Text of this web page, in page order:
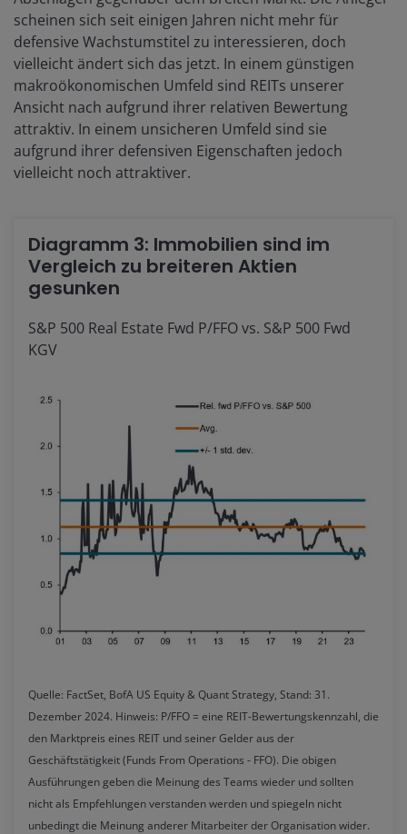
scheinen sich seit einigen Jahren nicht mehr für
defensive Wachstumstitel zu interessieren, doch
vielleicht ändert sich das jetzt. In einem günstigen
makroökonomischen Umfeld sind REITs unserer
Ansicht nach aufgrund ihrer relativen Bewertung
attraktiv. In einem unsicheren Umfeld sind sie
aufgrund ihrer defensiven Eigenschaften jedoch
vielleicht noch attraktiver.
Diagramm 3: Immobilien sind im
Vergleich zu breiteren Aktien
gesunken
S&P 500 Real Estate Fwd P/FFO vs. S&P 500 Fwd
KGV
Quelle: FactSet, BofA US Equity & Quant Strategy, Stand: 31.
Dezember 2024. Hinweis: P/FFO = eine REIT-Bewertungskennzahl, die
den Marktpreis eines REIT und seiner Gelder aus der
Geschäftstätigkeit (Funds From Operations - FFO). Die obigen
Ausführungen geben die Meinung des Teams wieder und sollten
nicht als Empfehlungen verstanden werden und spiegeln nicht
unbedingt die Meinung anderer Mitarbeiter der Organisation wider.